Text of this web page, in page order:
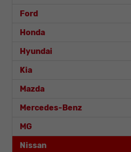
Ford
Honda
Hyundai
Kia
Mazda
Mercedes-Benz
MG
Nissan